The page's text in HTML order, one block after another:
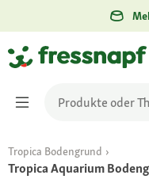
Tropica Bodengrund
Tropica Aquarium